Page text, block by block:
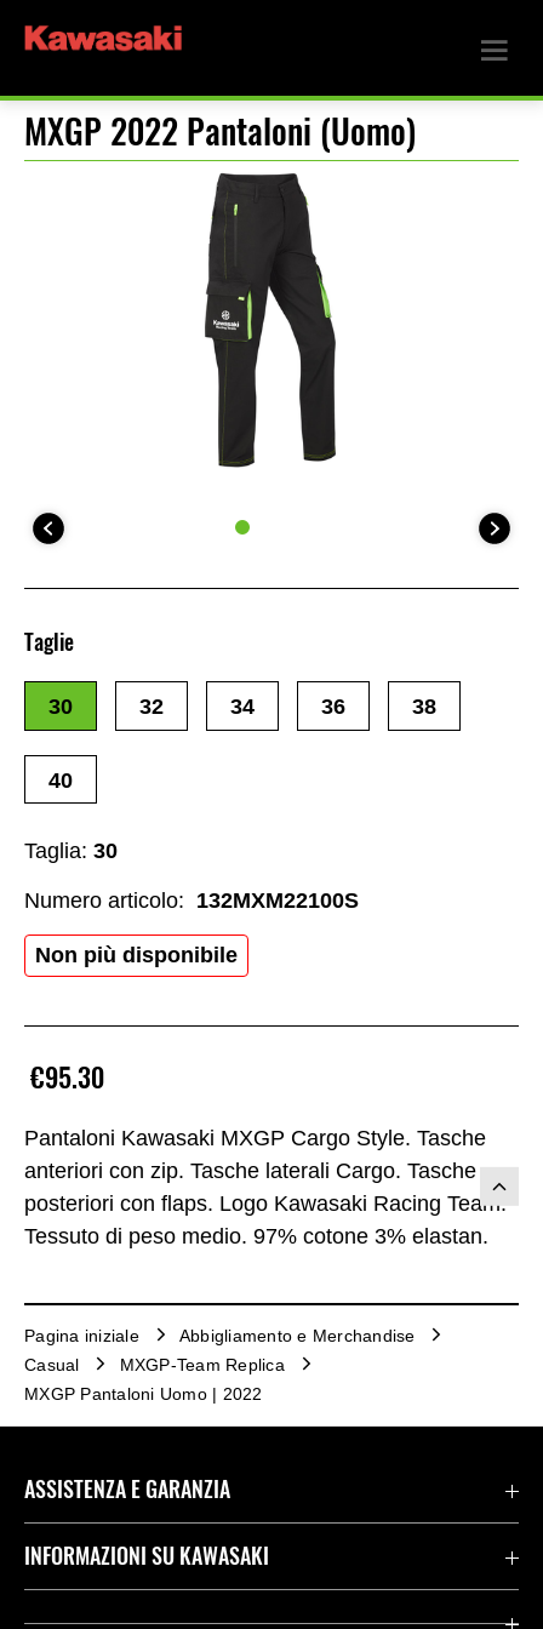
MXGP 2022 Pantaloni (Uomo)
Pantaloni Kawasaki MXGP Cargo Style. Tasche
anteriori con zip. Tasche laterali Cargo. Tasche
posteriori con flaps. Logo Kawasaki Racing Team.
Tessuto di peso medio. 97% cotone 3% elastan.
€95.30
Taglia: 30
Non più disponibile
Taglie
30 32 34 36 38
40
Numero articolo: 132MXM22100S
Pagina iniziale
Abbigliamento e Merchandise
Casual
MXGP-Team Replica
MXGP Pantaloni Uomo | 2022
ASSISTENZA E GARANZIA
Assistenza Stradale Kawasaki
INFORMAZIONI SU KAWASAKI
Società